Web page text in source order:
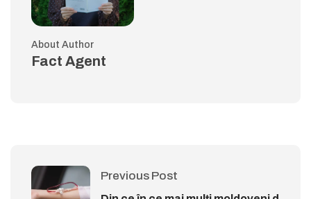
About Author
Fact Agent
Previous Post